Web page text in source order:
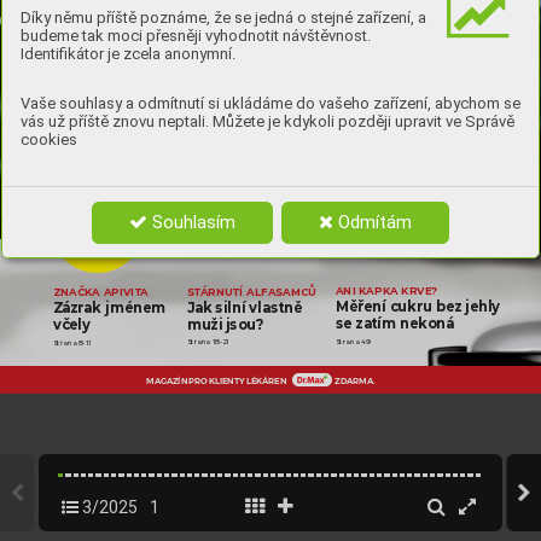
Díky němu příště poznáme, že se jedná o stejné zařízení, a
budeme tak moci přesněji vyhodnotit návštěvnost.
Identifikátor je zcela anonymní.
Vaše souhlasy a odmítnutí si ukládáme do vašeho zařízení, abychom se
vás už příště znovu neptali. Můžete je kdykoli později upravit ve Správě
cookies
Souhlasím Odmítám
MAGAZÍN PRO KLIENTY LÉKÁREN ZDARMA.
STÁRNUTÍ ALFASAMCŮ
Jak silní vlastně
muži jsou?
Strana 18-21
ZNAČKA APIVITA
Zázrak jménem
včely
Strana 8-11
ANI KAPKA KRVE?
Měření cukru bez jehly
se zatím nekoná
Strana 49
SPECIÁLNÍ
DIA SVĚT
3/2025 1